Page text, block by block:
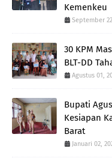
Kemenkeu
September
30 KPM
BLT-DD
Agustus 01,
Bupati
Kesiapan
Barat
Januari 02,